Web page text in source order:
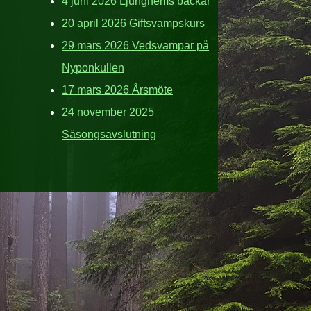
20 april 2026 Giftsvampskurs
29 mars 2026 Vedsvampar på
Nyponkullen
17 mars 2026 Årsmöte
24 november 2025
Säsongsavslutning